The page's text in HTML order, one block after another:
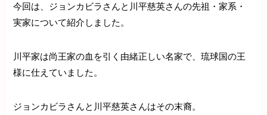
今回は、ジョンカビラさんと川平慈英さんの先祖・家系・
実家について紹介しました。
川平家は尚王家の血を引く由緒正しい名家で、琉球国の王
様に仕えていました。
ジョンカビラさんと川平慈英さんはその末裔。